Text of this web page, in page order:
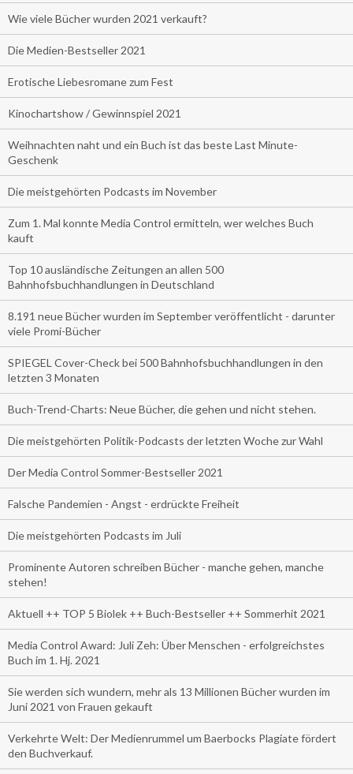
Wie viele Bücher wurden 2021 verkauft?
Die Medien-Bestseller 2021
Erotische Liebesromane zum Fest
Kinochartshow / Gewinnspiel 2021
Weihnachten naht und ein Buch ist das beste Last Minute-
Geschenk
Die meistgehörten Podcasts im November
Zum 1. Mal konnte Media Control ermitteln, wer welches Buch
kauft
Top 10 ausländische Zeitungen an allen 500
Bahnhofsbuchhandlungen in Deutschland
8.191 neue Bücher wurden im September veröffentlicht - darunter
viele Promi-Bücher
SPIEGEL Cover-Check bei 500 Bahnhofsbuchhandlungen in den
letzten 3 Monaten
Buch-Trend-Charts: Neue Bücher, die gehen und nicht stehen.
Die meistgehörten Politik-Podcasts der letzten Woche zur Wahl
Der Media Control Sommer-Bestseller 2021
Falsche Pandemien - Angst - erdrückte Freiheit
Die meistgehörten Podcasts im Juli
Prominente Autoren schreiben Bücher - manche gehen, manche
stehen!
Aktuell ++ TOP 5 Biolek ++ Buch-Bestseller ++ Sommerhit 2021
Media Control Award: Juli Zeh: Über Menschen - erfolgreichstes
Buch im 1. Hj. 2021
Sie werden sich wundern, mehr als 13 Millionen Bücher wurden im
Juni 2021 von Frauen gekauft
Verkehrte Welt: Der Medienrummel um Baerbocks Plagiate fördert
den Buchverkauf.